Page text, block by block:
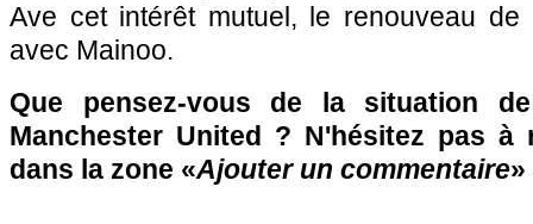
Ave cet intérêt mutuel, le renouveau
avec Mainoo.
Que pensez-vous de la situation
Manchester United ? N'hésitez pas à
dans la zone «Ajouter un commentaire